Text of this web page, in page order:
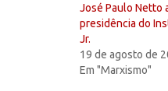
José Paulo Netto
presidência do
Jr.
19 de agosto de
Em "Marxismo"